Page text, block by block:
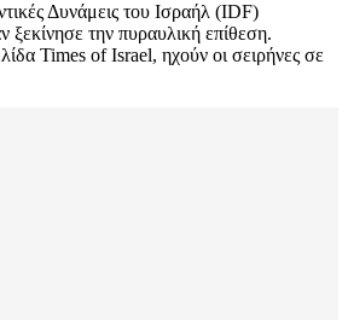
Δυνάμεις του Ισραήλ (IDF)
ξεκίνησε την πυραυλική επίθεση.
Times of Israel, ηχούν οι σειρήνες σε